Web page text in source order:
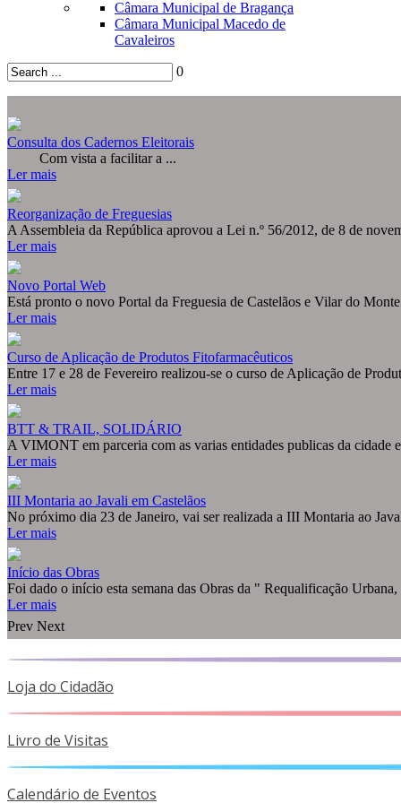
Câmara Municipal de Bragança
Câmara Municipal Macedo de
Cavaleiros
0
Consulta dos Cadernos Eleitorais
Com vista a facilitar a ...
Ler mais
Reorganização de Freguesias
A Assembleia da República aprovou a Lei n.º 56/2012, de 8 de
Ler mais
Novo Portal Web
Está pronto o novo Portal da Freguesia de Castelãos e Vilar do
Ler mais
Curso de Aplicação de Produtos Fitofarmacêuticos
Entre 17 e 28 de Fevereiro realizou-se o curso de Aplicação de
Ler mais
BTT & TRAIL, SOLIDÁRIO
A VIMONT em parceria com as varias entidades publicas da cidade
Ler mais
III Montaria ao Javali em Castelãos
No próximo dia 23 de Janeiro, vai ser realizada a III Montaria ao
Ler mais
Início das Obras
Foi dado o início esta semana das Obras da " Requalificação Urbana,
Ler mais
Prev Next
Loja do Cidadão
Livro de Visitas
Calendário de Eventos